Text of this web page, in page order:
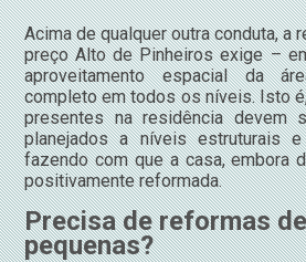
Acima de qualquer outra conduta, a
preço Alto de Pinheiros exige –
aproveitamento espacial da
completo em todos os níveis. Isto
presentes na residência devem
planejados a níveis estruturais
fazendo com que a casa, embora
positivamente reformada.
Precisa de reformas
pequenas?